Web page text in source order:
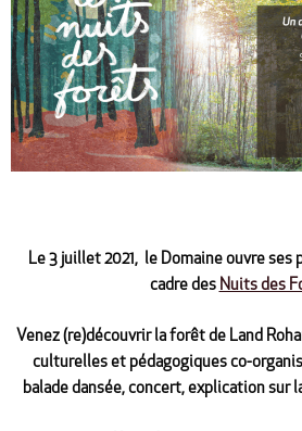
Le 3 juillet 2021, le Domaine ouvre ses
cadre des Nuits des
Venez (re)découvrir la forêt de Land
culturelles et pédagogiques co-
balade dansée, concert, explication sur